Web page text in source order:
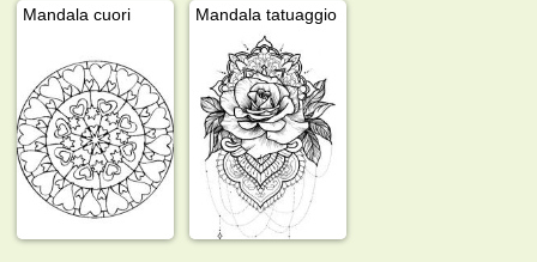
Mandala cuori Mandala tatuaggio